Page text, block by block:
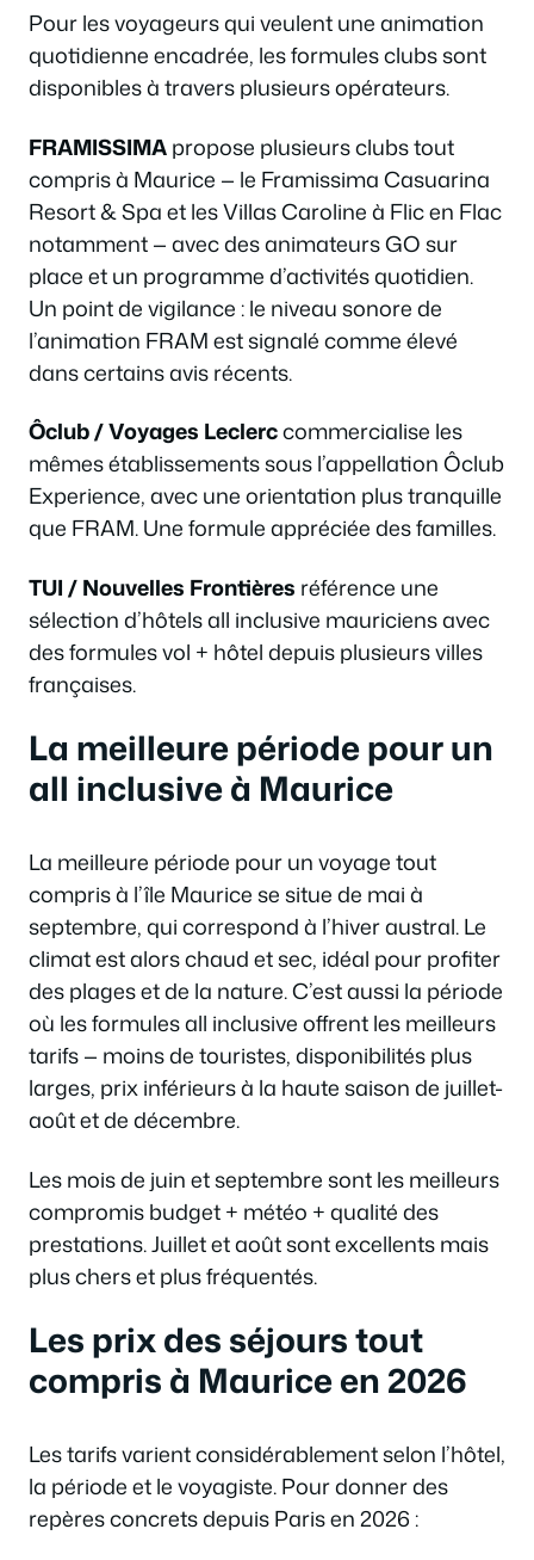
Pour les voyageurs qui veulent une animation
quotidienne encadrée, les formules clubs sont
disponibles à travers plusieurs opérateurs.
FRAMISSIMApropose plusieurs clubs tout
compris à Maurice — le Framissima Casuarina
Resort & Spa et les Villas Caroline à Flic en Flac
notamment — avec des animateurs GO sur
place et un programme d’activités quotidien.
Un point de vigilance : le niveau sonore de
l’animation FRAM est signalé comme élevé
dans certains avis récents.
Ôclub / Voyages Leclerccommercialise les
mêmes établissements sous l’appellation Ôclub
Experience, avec une orientation plus tranquille
que FRAM. Une formule appréciée des familles.
TUI / Nouvelles Frontières référence une
sélection d’hôtels all inclusive mauriciens avec
des formules vol + hôtel depuis plusieurs villes
françaises.
La meilleure période pour un
all inclusive à Maurice
La meilleure période pour un voyage tout
compris à l’île Maurice se situe de mai à
septembre, qui correspond à l’hiver austral. Le
climat est alors chaud et sec, idéal pour profiter
des plages et de la nature. C’est aussi la période
où les formules all inclusive offrent les meilleurs
tarifs — moins de touristes, disponibilités plus
larges, prix inférieurs à la haute saison de juillet-
août et de décembre.
Les mois de juin et septembre sont les meilleurs
compromis budget + météo + qualité des
prestations. Juillet et août sont excellents mais
plus chers et plus fréquentés.
Les prix des séjours tout
compris à Maurice en 2026
Les tarifs varient considérablement selon l’hôtel,
la période et le voyagiste. Pour donner des
repères concrets depuis Paris en 2026 :